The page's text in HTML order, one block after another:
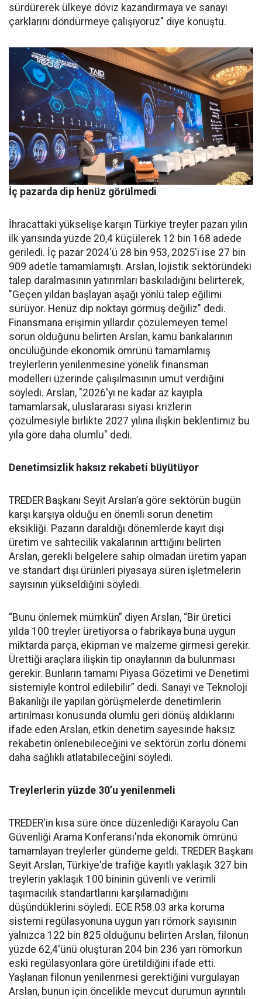
sürdüre­rek ülkeye döviz kazandırmaya ve sanayi
çarklarını döndürmeye ça­lışıyoruz" diye konuştu.
İç pazarda dip henüz görülmedi
İhracattaki yükselişe karşın Türkiye treyler pazarı yılın
ilk yarısında yüzde 20,4 küçülerek 12 bin 168 adede
geriledi. İç pa­zar 2024'ü 28 bin 953, 2025'i ise 27 bin
909 adetle tamamlamış­tı. Arslan, lojistik sektöründeki
talep daralmasının yatırımları baskıladığını belirterek,
"Geçen yıldan başlayan aşağı yönlü talep eğilimi
sürüyor. Henüz dip nok­tayı görmüş değiliz" dedi.
Finans­mana erişimin yıllardır çözüle­meyen temel
sorun olduğunu be­lirten Arslan, kamu bankalarının
öncülüğünde ekonomik ömrü­nü tamamlamış
treylerlerin ye­nilenmesine yönelik finansman
modelleri üzerinde çalışılması­nın umut verdiğini
söyledi. Ars­lan, "2026'yı ne kadar az kayıpla
tamamlarsak, uluslararası siya­si krizlerin
çözülmesiyle birlik­te 2027 yılına ilişkin beklentimiz bu
yıla göre daha olumlu" dedi.
Denetimsizlik haksız rekabeti büyütüyor
TREDER Başkanı Seyit Arslan’a göre sektörün bugün
karşı karşıya olduğu en önemli sorun denetim
eksikliği. Pazarın daraldığı dönemlerde kayıt dışı
üretim ve sahtecilik vakalarının arttığını belirten
Arslan, gerekli belgelere sahip olmadan üretim yapan
ve standart dışı ürünleri piyasaya süren işletmelerin
sayısının yükseldiğini söyledi.
“Bunu önlemek mümkün” diyen Arslan, “Bir üretici
yılda 100 treyler üretiyorsa o fabrikaya buna uygun
miktarda parça, ekipman ve malzeme girmesi gerekir.
Ürettiği araçlara ilişkin tip onaylarının da bulunması
gerekir. Bunların tamamı Piyasa Gözetimi ve Denetimi
sistemiyle kontrol edilebilir” dedi. Sanayi ve Teknoloji
Bakanlığı ile yapılan görüşmelerde denetimlerin
artırılması konusunda olumlu geri dönüş aldıklarını
ifade eden Arslan, etkin denetim sayesinde haksız
rekabetin önlenebileceğini ve sektörün zorlu dönemi
daha sağlıklı atlatabileceğini söyledi.
Treylerlerin yüzde 30’u yenilenmeli
TREDER'in kısa süre önce düzenlediği Karayolu Can
Güvenliği Arama Konferansı'nda ekonomik ömrünü
tamamlayan treylerler gündeme geldi. TREDER Başkanı
Seyit Arslan, Türkiye'de trafiğe kayıtlı yaklaşık 327 bin
treylerin yaklaşık 100 bininin güvenli ve verimli
taşımacılık standartlarını karşılamadığını
düşündüklerini söyledi. ECE R58.03 arka koruma
sistemi regülasyonuna uygun yarı römork sayısının
yalnızca 122 bin 825 olduğunu belirten Arslan, filonun
yüzde 62,4'ünü oluşturan 204 bin 236 yarı römorkun
eski regülasyonlara göre üretildiğini ifade etti.
Yaşlanan filonun yenilenmesi gerektiğini vurgulayan
Arslan, bunun için öncelikle mevcut durumun ayrıntılı